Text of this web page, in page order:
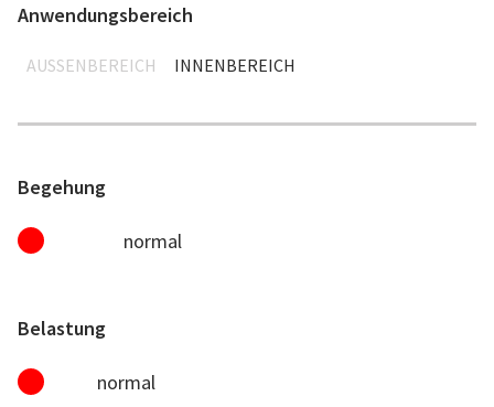
Anwendungsbereich
AUSSENBEREICH INNENBEREICH
Begehung
normal
Belastung
normal